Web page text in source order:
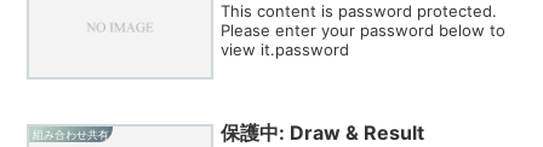
This content is password protected.
Please enter your password below to
view it.password
組み合わせ共有 保護中: Draw & Result